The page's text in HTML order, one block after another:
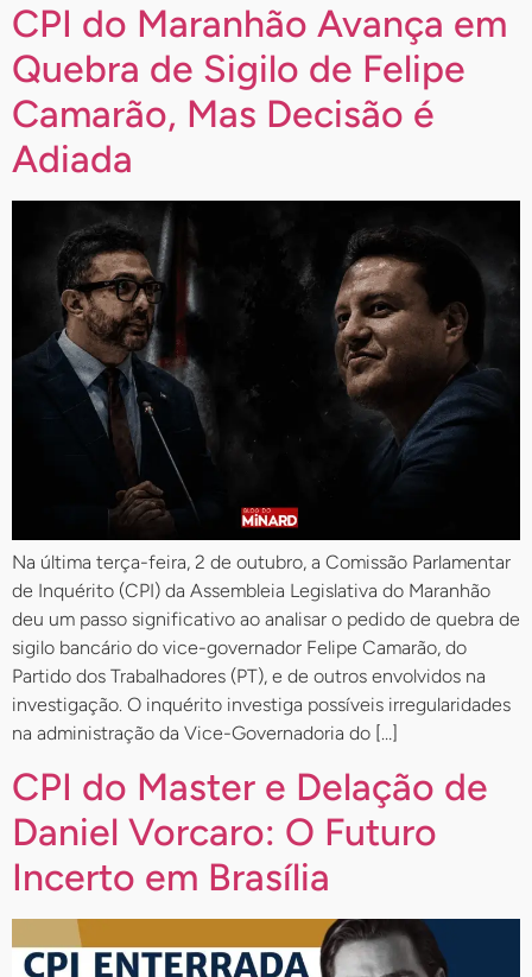
CPI do Maranhão Avança em
Quebra de Sigilo de Felipe
Camarão, Mas Decisão é
Adiada
Na última terça-feira, 2 de outubro, a Comissão Parlamentar
de Inquérito (CPI) da Assembleia Legislativa do Maranhão
deu um passo significativo ao analisar o pedido de quebra de
sigilo bancário do vice-governador Felipe Camarão, do
Partido dos Trabalhadores (PT), e de outros envolvidos na
investigação. O inquérito investiga possíveis irregularidades
na administração da Vice-Governadoria do […]
CPI do Master e Delação de
Daniel Vorcaro: O Futuro
Incerto em Brasília